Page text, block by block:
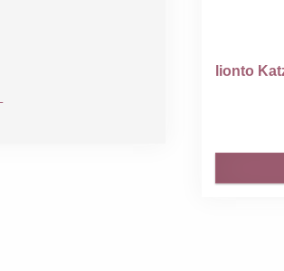
lionto